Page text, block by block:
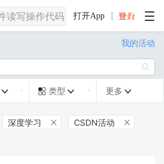
打开App
我的活动

  类型  更多 
深度学习  CSDN活动 